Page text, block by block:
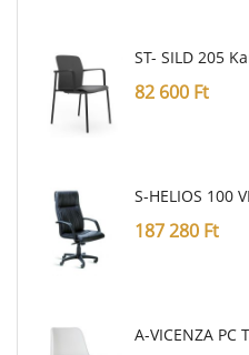
ST- SILD 205
82 600 Ft
S-HELIOS 100
187 280 Ft
A-VICENZA PC